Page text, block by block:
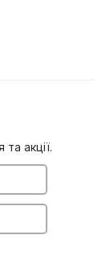
акції.